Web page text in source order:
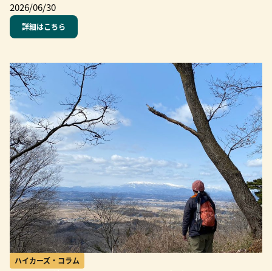
2026/06/30
詳細はこちら
ハイカーズ・コラム